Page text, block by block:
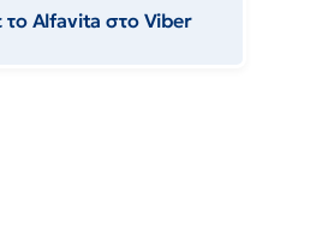
το Αlfavita στο Viber